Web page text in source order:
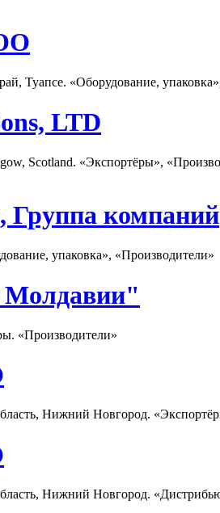
Туапсе. «Оборудование,
LTD
Scotland. «Экспортёры»,
Группа компаний
упаковка», «Производители»
«Производители»
Нижний Новгород.
Нижний Новгород.